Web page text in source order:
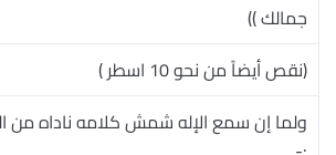
جمالك ))
(نقص أيضاً من نحو 10 اسطر )
ولما إن سمع الإله شمش كلامه ناداه من